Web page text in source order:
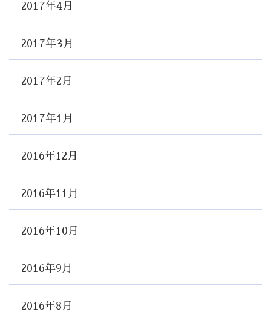
2017年4月
2017年3月
2017年2月
2017年1月
2016年12月
2016年11月
2016年10月
2016年9月
2016年8月